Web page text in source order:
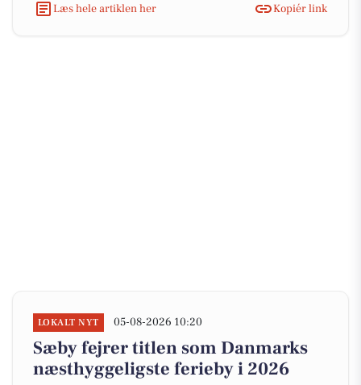
Læs hele artiklen her
Kopiér link
LOKALT NYT 05-08-2026 10:20
Sæby fejrer titlen som Danmarks
næsthyggeligste ferieby i 2026